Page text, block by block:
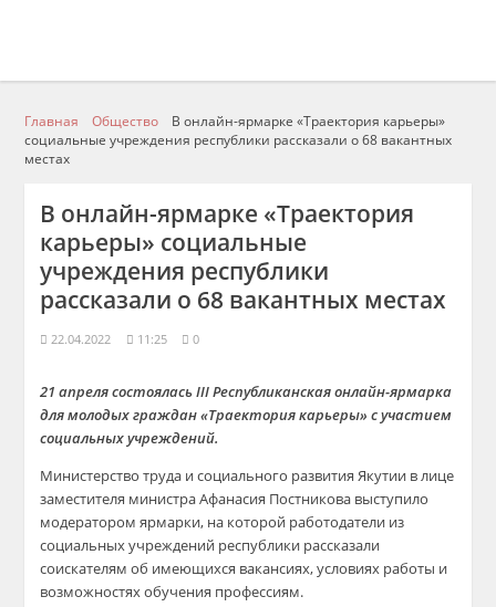
Главная Общество
В онлайн-ярмарке «Траектория карьеры»
социальные учреждения республики рассказали о 68 вакантных
местах
В онлайн-ярмарке «Траектория
карьеры» социальные
учреждения республики
рассказали о 68 вакантных местах
22.04.2022 11:25 0
21 апреля состоялась III Республиканская онлайн-ярмарка
для молодых граждан «Траектория карьеры» с участием
социальных учреждений.
Министерство труда и социального развития Якутии в лице
заместителя министра Афанасия Постникова выступило
модератором ярмарки, на которой работодатели из
социальных учреждений республики рассказали
соискателям об имеющихся вакансиях, условиях работы и
возможностях обучения профессиям.